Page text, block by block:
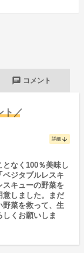
chat コメント
ト／
詳細 arrow_downward
なく100％美味し
ベジタブルレスキ
スキューの野菜を
意しました。まだ
菜を救って、生
くお願いしま